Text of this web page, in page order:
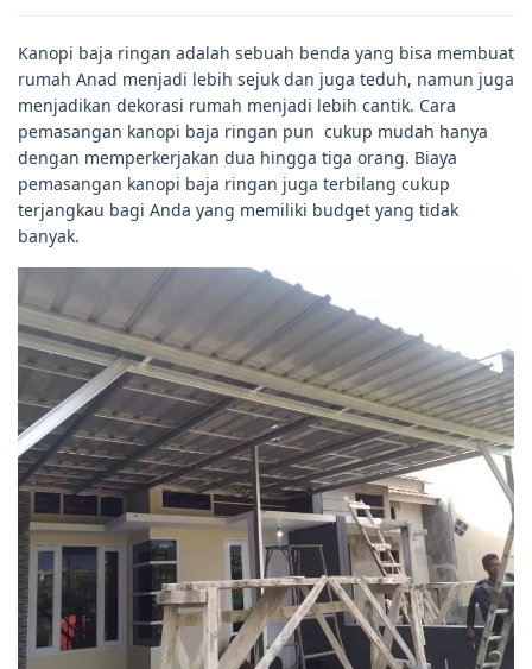
Kanopi baja ringan adalah sebuah benda yang bisa membuat
rumah Anad menjadi lebih sejuk dan juga teduh, namun juga
menjadikan dekorasi rumah menjadi lebih cantik. Cara
pemasangan kanopi baja ringan pun cukup mudah hanya
dengan memperkerjakan dua hingga tiga orang. Biaya
pemasangan kanopi baja ringan juga terbilang cukup
terjangkau bagi Anda yang memiliki budget yang tidak
banyak.